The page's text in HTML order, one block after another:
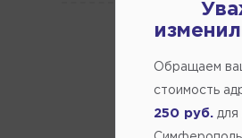
Обращаем
стоимость
250 руб. для